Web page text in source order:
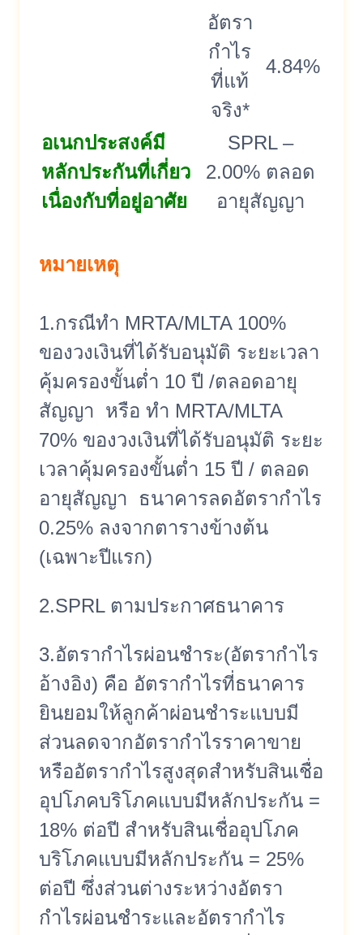
อัตรา
กำไร
ที่แท้
จริง*
4.84%
อเนกประสงค์มี
หลักประกันที่เกี่ยว
เนื่องกับที่อยู่อาศัย
SPRL –
2.00% ตลอด
อายุสัญญา
หมายเหตุ
1.กรณีทำ MRTA/MLTA 100%
ของวงเงินที่ได้รับอนุมัติ ระยะเวลา
คุ้มครองขั้นต่ำ 10 ปี /ตลอดอายุ
สัญญา หรือ ทำ MRTA/MLTA
70% ของวงเงินที่ได้รับอนุมัติ ระยะ
เวลาคุ้มครองขั้นต่ำ 15 ปี / ตลอด
อายุสัญญา ธนาคารลดอัตรากำไร
0.25% ลงจากตารางข้างต้น
(เฉพาะปีแรก)
2.SPRL ตามประกาศธนาคาร
3.อัตรากำไรผ่อนชำระ(อัตรากำไร
อ้างอิง) คือ อัตรากำไรที่ธนาคาร
ยินยอมให้ลูกค้าผ่อนชำระแบบมี
ส่วนลดจากอัตรากำไรราคาขาย
หรืออัตรากำไรสูงสุดสำหรับสินเชื่อ
อุปโภคบริโภคแบบมีหลักประกัน =
18% ต่อปี สำหรับสินเชื่ออุปโภค
บริโภคแบบมีหลักประกัน = 25%
ต่อปี ซึ่งส่วนต่างระหว่างอัตรา
กำไรผ่อนชำระและอัตรากำไร